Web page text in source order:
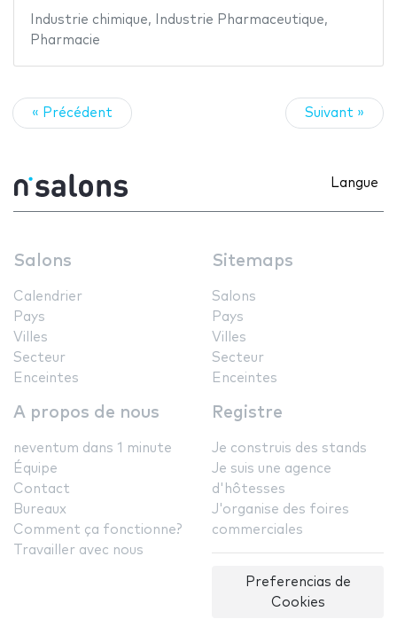
Industrie chimique, Industrie Pharmaceutique,
Pharmacie
« Précédent Suivant »
Langue
Salons
Calendrier
Pays
Villes
Secteur
Enceintes
Sitemaps
Salons
Pays
Villes
Secteur
Enceintes
A propos de nous
neventum dans 1 minute
Équipe
Contact
Bureaux
Comment ça fonctionne?
Travailler avec nous
Registre
Je construis des stands
Je suis une agence
d'hôtesses
J'organise des foires
commerciales
Preferencias de
Cookies